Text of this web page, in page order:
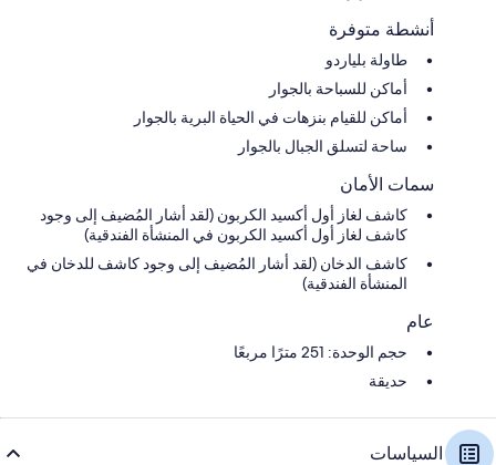
أنشطة متوفرة
طاولة بلياردو
أماكن للسباحة بالجوار
أماكن للقيام بنزهات في الحياة البرية بالجوار
ساحة لتسلق الجبال بالجوار
سمات الأمان
كاشف لغاز أول أكسيد الكربون (لقد أشار المُضيف إلى وجود
كاشف لغاز أول أكسيد الكربون في المنشأة الفندقية)
كاشف الدخان (لقد أشار المُضيف إلى وجود كاشف للدخان في
المنشأة الفندقية)
عام
حجم الوحدة: 251 مترًا مربعًا
حديقة
السياسات